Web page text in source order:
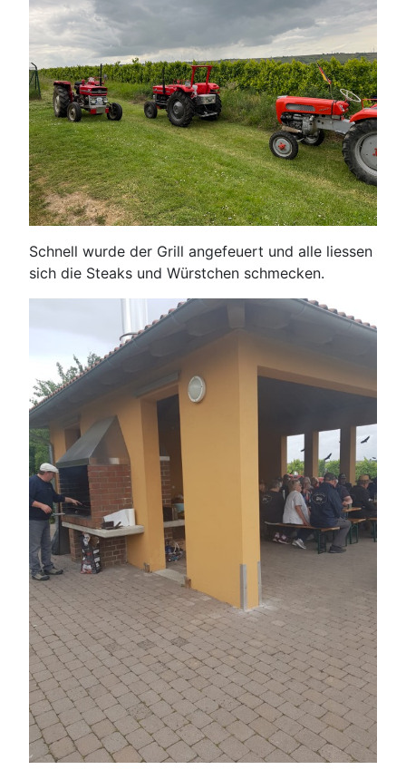
Schnell wurde der Grill angefeuert und alle liessen
sich die Steaks und Würstchen schmecken.